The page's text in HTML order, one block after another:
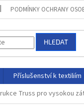
PODMÍNKY OCHRANY
HLEDAT
Příslušenství k textiliím
Truss pro vysokou